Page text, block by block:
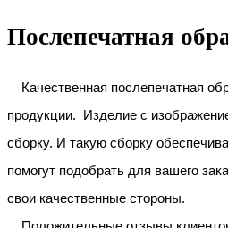
Послепечатная
Качественная послепечатная
продукции.
Изделие с
сборку. И такую сборку
помогут подобрать для вашего
свои качественные стороны.